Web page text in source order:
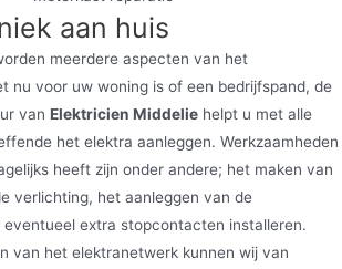
aan huis
meerdere aspecten van het
nu voor uw woning is of een bedrijfspand, de
van Elektricien Middelie helpt u met alle
het elektra aanleggen. Werkzaamheden
heeft zijn onder andere; het maken van
verlichting, het aanleggen van de
extra stopcontacten installeren.
van het elektranetwerk kunnen wij van